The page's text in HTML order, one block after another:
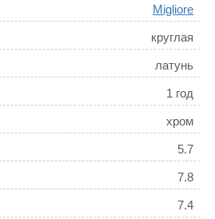
Migliore
круглая
латунь
1 год
хром
5.7
7.8
7.4